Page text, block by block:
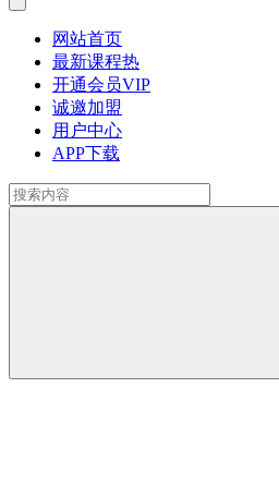
网站首页
最新课程热
开通会员VIP
诚邀加盟
用户中心
APP下载